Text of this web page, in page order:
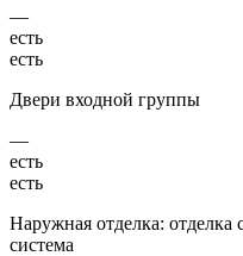
—
есть
есть
Двери входной группы
—
есть
есть
Наружная отделка: отделка
система